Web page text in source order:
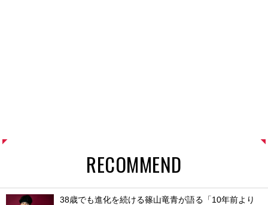
RECOMMEND
38歳でも進化を続ける篠山竜青が語る「10年前より